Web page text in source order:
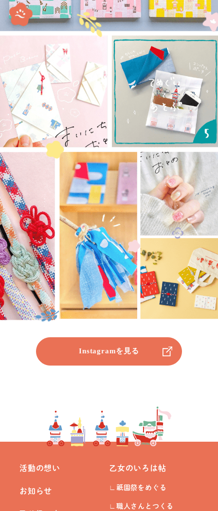
Instagramを見る
活動の想い
お知らせ
乙女のいろは帖
祇 園祭をめぐる
職人さんとつくる